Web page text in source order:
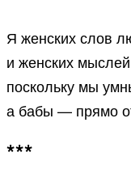
Я женских слов
и женских
поскольку мы
а бабы — прямо
***